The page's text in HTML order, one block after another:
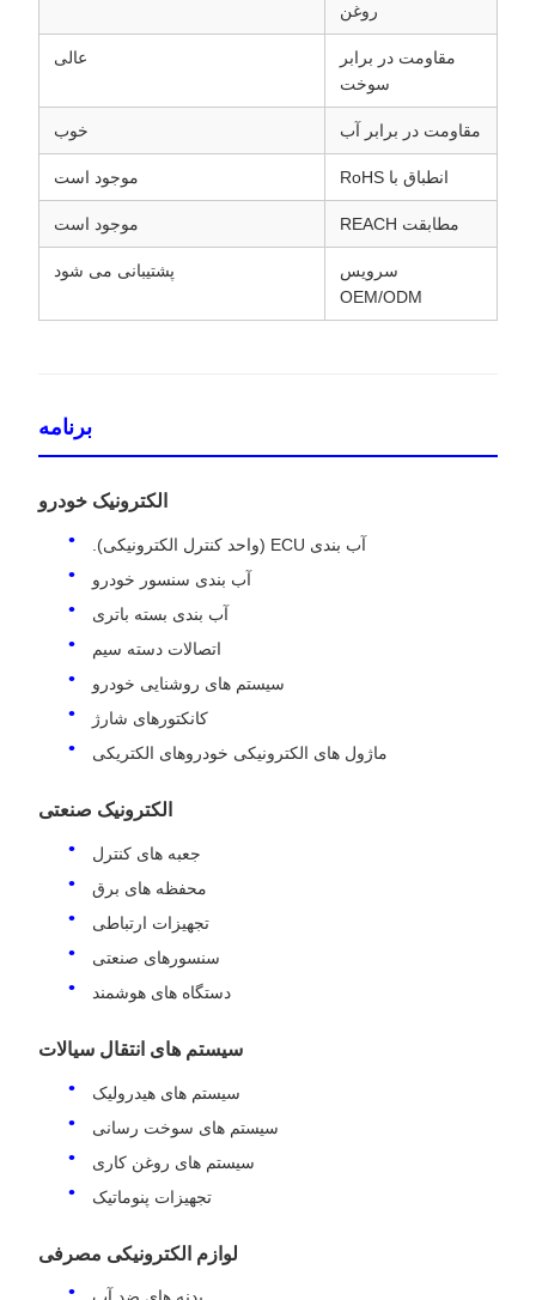
روغن
مقاومت در برابر
سوخت
عالی
مقاومت در برابر آب خوب
انطباق با RoHS موجود است
مطابقت REACH موجود است
سرویس
OEM/ODM
پشتیبانی می شود
برنامه
الکترونیک خودرو
آب بندی ECU (واحد کنترل الکترونیکی).
آب بندی سنسور خودرو
آب بندی بسته باتری
اتصالات دسته سیم
سیستم های روشنایی خودرو
کانکتورهای شارژ
ماژول های الکترونیکی خودروهای الکتریکی
الکترونیک صنعتی
جعبه های کنترل
محفظه های برق
تجهیزات ارتباطی
سنسورهای صنعتی
دستگاه های هوشمند
سیستم های انتقال سیالات
سیستم های هیدرولیک
سیستم های سوخت رسانی
سیستم های روغن کاری
تجهیزات پنوماتیک
لوازم الکترونیکی مصرفی